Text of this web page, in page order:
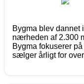
Bygma blev dannet
nærheden af 2.300
Bygma fokuserer
sælger årligt for